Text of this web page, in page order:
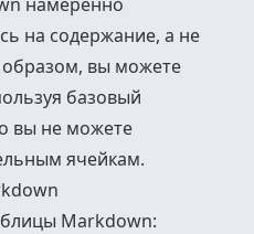
на содержание, а не
вы можете
базовый
вы не можете
ячейкам.
Markdown: